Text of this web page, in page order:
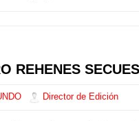
REHENES
Director de Edición